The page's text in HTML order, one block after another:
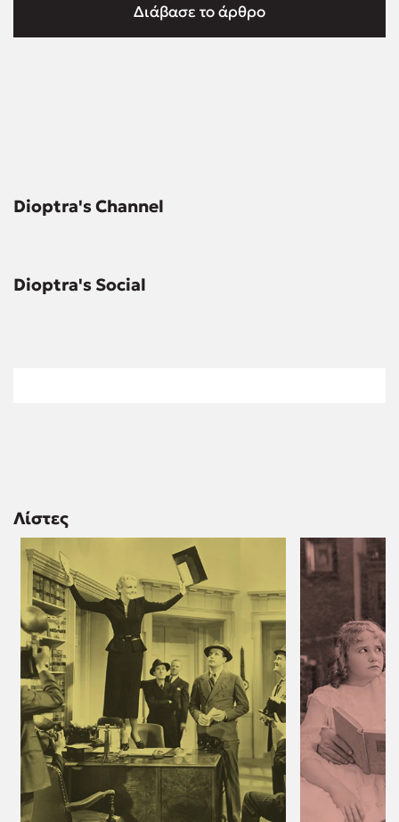
Διάβασε το άρθρο
Dioptra's Channel
Dioptra's Social
Λίστες